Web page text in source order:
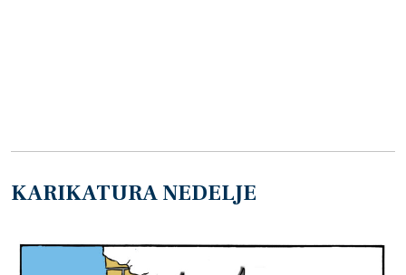
KARIKATURA NEDELJE